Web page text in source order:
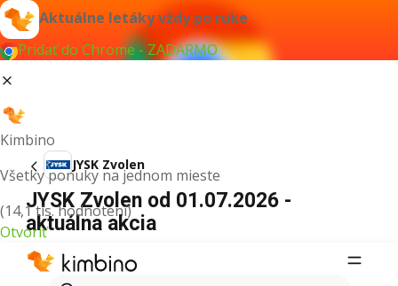
Aktuálne letáky vždy po ruke
Pridať do Chrome - ZADARMO
Kimbino
Všetky ponuky na jednom mieste
(14,1 tis. hodnotení)
Otvoriť
JYSK Zvolen
JYSK Zvolen od 01.07.2026 -
aktuálna akcia